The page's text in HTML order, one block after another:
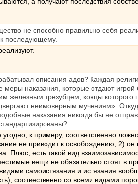
не способно правильно себя
последующему.
описания адов? Каждая
меры наказания, которые отдают
трезубцем, концы которого
неимоверным мучениям».
наказания никогда бы не
к примеру, соответственно
не приводит к освобождению, 2)
Плюс, есть такой вид
вещи не обязательно стоят в
самоистязания и истязания
соотвественно со всеми видами